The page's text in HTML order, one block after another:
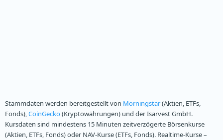
Stammdaten werden bereitgestellt von Morningstar(Aktien, ETFs,
Fonds),CoinGecko(Kryptowährungen) und der Isarvest GmbH.
Kursdaten sind mindestens 15 Minuten zeitverzögerte Börsenkurse
(Aktien, ETFs, Fonds) oder NAV-Kurse (ETFs, Fonds). Realtime-Kurse –